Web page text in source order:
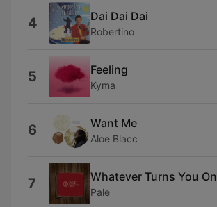
4 Dai Dai Dai
Robertino
5 Feeling
Kyma
6 Want Me
Aloe Blacc
7 Whatever Turns You On
Pale